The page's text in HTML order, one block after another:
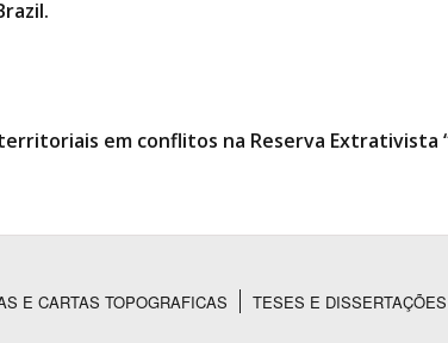
em conflitos na Reserva Extrativista
E CARTAS TOPOGRAFICAS TESES E DISSERTAÇÕES